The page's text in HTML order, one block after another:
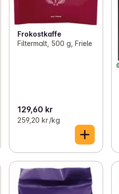
Frokostkaffe
Filtermalt, 500 g, Friele
129,60 kr
259,20 kr /kg